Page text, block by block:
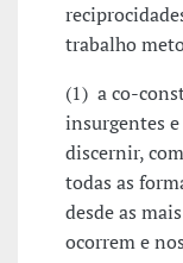
trabalho
(1) a co-
insurgentes
discernir,
todas as
desde as
ocorrem e